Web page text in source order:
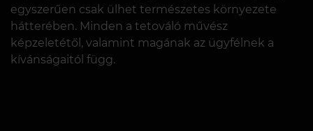
egyszerűen csak ülhet természetes környezete
hátterében. Minden a tetováló művész
képzeletétől, valamint magának az ügyfélnek a
kívánságaitól függ.